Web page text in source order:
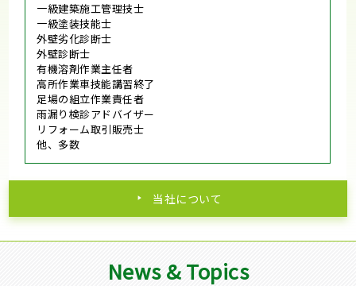
一級建築施工管理技士
一級塗装技能士
外壁劣化診断士
外壁診断士
有機溶剤作業主任者
高所作業車技能講習終了
足場の組立作業責任者
雨漏り検診アドバイザー
リフォーム取引販売士
他、多数
当社について
News & Topics